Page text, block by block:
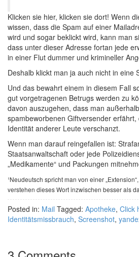
Klicken sie hier, klicken sie dort! Wenn
wissen, dass die Spam auf einer
wird und sogar beklickt wird, kann man
dass unter dieser Adresse fortan jede
in einer Flut dummer und krimineller
Deshalb klickt man ja auch nicht in eine
Und das bewahrt einem in diesem Fall
gut vorgetragenen Betrugs werden zu
davon auszugehen, dass man
spambeworbenen Giftversender
Identität anderer Leute verschanzt.
Wenn man darauf reingefallen ist:
Staatsanwaltschaft oder jede
„Medikamente“ und Packungen
¹Neudeutsch spricht man von einer
verstehen dieses Wort inzwischen besser als
Posted in: Mail Tagged: Apotheke, Click
Identitätsmissbrauch, Screenshot,